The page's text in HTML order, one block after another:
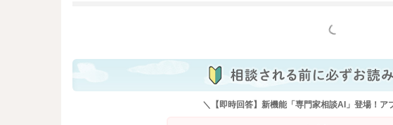
もっと見る
＼【即時回答】新機能「専門家相談AI」登場！ア